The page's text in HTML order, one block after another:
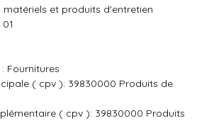
matériels et produits d'entretien
Fournitures
( cpv ): 39830000 Produits de
( cpv ): 39830000 Produits